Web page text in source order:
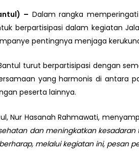
– Dalam rangka
berpartisipasi dalam kegiatan
pentingnya menjaga
turut berpartisipasi dengan
yang harmonis di antara
peserta lainnya.
Nur Hasanah Rahmawati,
dan meningkatkan
melalui kegiatan ini, pesan